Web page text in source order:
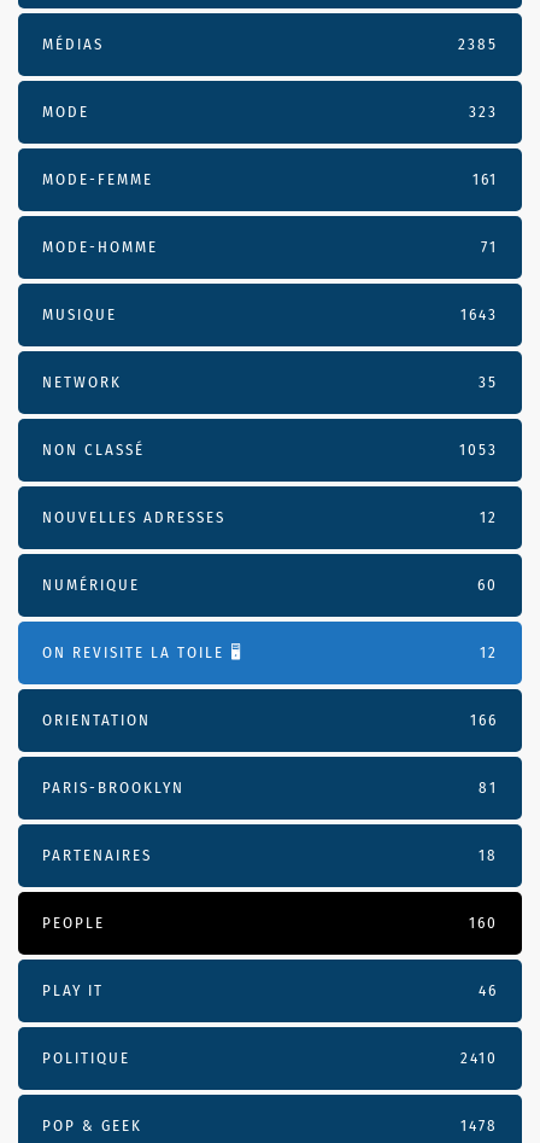
MÉDIAS 2385
MODE 323
MODE-FEMME 161
MODE-HOMME 71
MUSIQUE 1643
NETWORK 35
NON CLASSÉ 1053
NOUVELLES ADRESSES 12
NUMÉRIQUE 60
ON REVISITE LA TOILE 🖥️ 12
ORIENTATION 166
PARIS-BROOKLYN 81
PARTENAIRES 18
PEOPLE 160
PLAY IT 46
POLITIQUE 2410
POP & GEEK 1478